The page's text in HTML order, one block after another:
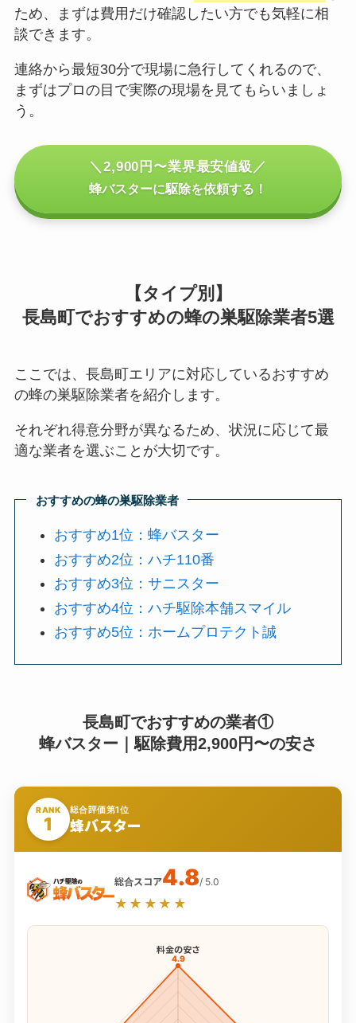
ため、まずは費用だけ確認したい方でも気軽に相
談できます。
連絡から最短30分で現場に急行してくれるので、
まずはプロの目で実際の現場を見てもらいましょ
う。
＼2,900円〜業界最安値級／
蜂バスターに駆除を依頼する！
【タイプ別】
長島町でおすすめの蜂の巣駆除業者5選
ここでは、長島町エリアに対応しているおすすめ
の蜂の巣駆除業者を紹介します。
それぞれ得意分野が異なるため、状況に応じて最
適な業者を選ぶことが大切です。
おすすめの蜂の巣駆除業者
おすすめ1位：蜂バスター
おすすめ2位：ハチ110番
おすすめ3位：サニスター
おすすめ4位：ハチ駆除本舗スマイル
おすすめ5位：ホームプロテクト誠
長島町でおすすめの業者①
蜂バスター｜駆除費用2,900円〜の安さ
RANK
1
総合評価第1位
蜂バスター
総合スコア4.8/ 5.0
★★★★★
料金の安さ
4.9